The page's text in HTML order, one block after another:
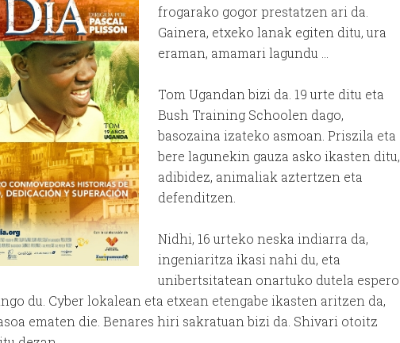
frogarako gogor prestatzen ari da.
Gainera, etxeko lanak egiten ditu, ura
eraman, amamari lagundu …
Tom Ugandan bizi da. 19 urte ditu eta
Bush Training Schoolen dago,
basozaina izateko asmoan. Priszila eta
bere lagunekin gauza asko ikasten ditu,
adibidez, animaliak aztertzen eta
defenditzen.
Nidhi, 16 urteko neska indiarra da,
ingeniaritza ikasi nahi du, eta
unibertsitatean onartuko dutela espero
du. Cyber lokalean eta etxean etengabe ikasten aritzen da,
ematen die. Benares hiri sakratuan bizi da. Shivari otoitz